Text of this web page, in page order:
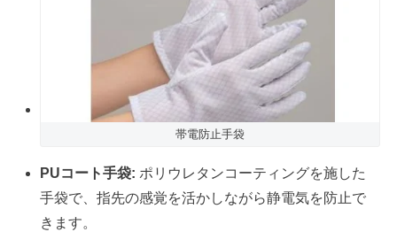
帯電防止手袋
PUコート手袋: ポリウレタンコーティングを施した
手袋で、指先の感覚を活かしながら静電気を防止で
きます。